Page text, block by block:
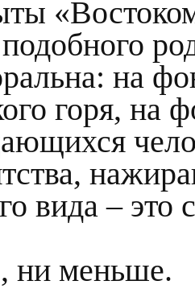
на
горя, на
вида – это
ни меньше.